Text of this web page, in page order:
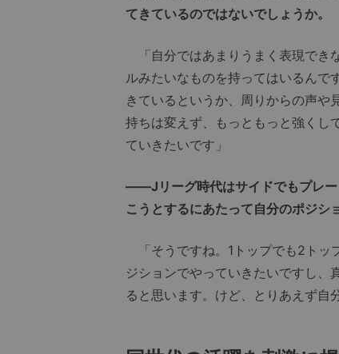
てきているのではないでしょうか。
「自分ではあまりうまく表現でき
ルみたいなものを持ってはいるんで
きているというか、周りからの声や
持ちは変えず、もっともっと強くし
ていきたいです」
――Jリーグ時代はサイドでもプレー
こうとするにあたって自分のポジシ
「そうですね。1トップでも2トッ
ジションでやっていきたいですし、
ると思います。けど、とりあえず自